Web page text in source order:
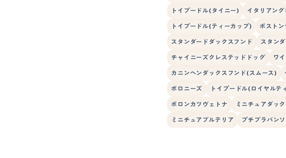
トイプードル(タイニー) イタリアン
トイプードル(ティーカップ) ボストン
スタンダードダックスフンド スタン
チャイニーズクレステッドドッグ ワ
カニンヘンダックスフンド(スムース)
ボロニーズ トイプードル(ロイヤルテ
ボロンカツヴェトナ ミニチュアダッ
ミニチュアブルテリア プチブラバンソ